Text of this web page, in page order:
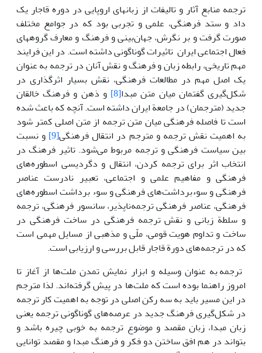
ترجمه منابع آثار و تالیفات از زبان­های اروپایی در دوره قاجار یک
داد و ستد فرهنگی، علمی و تجربی بود که در جوامع مختلف
صورت گرفت و بر نگرش، جهان‌بینی و فرهنگ و معارف گروه­های
فعال اجتماعی ایران تاثیرات گوناگونی داشته است. در این فرایند
مهم تاریخی، رابطه زبان و فرهنگ و نقش آنان در ترجمه به عنوان
یک اصل مهم در مطالعات فرهنگی، نقش بسیار اثرگذاری در
شکل‌گیری گفتمان میان متن مبدا[8]
و ذهن و فرهنگ خالقان
جدید (مترجمان) در جامعة ایران داشته است. آنچه که باعث شده
است تا فاصله فرهنگی میان متن ترجمه از متن اصلی کمتر شود
به اهمیت نقش ترجمه و مترجم در انتقال فرهنگی[9]
و نسبت
بین سیاست فرهنگی و ترجمه مربوط می‌شود. تاثیر فرهنگ در
انتخاب اثر برای ترجمه کردن، انتقال و دگردیسی اسطوره‌های
فرهنگی و مفاهیم علمی و اجتماعی، تعبیر نادرست عناصر
فرهنگی و سوءبرداشت‌های فرهنگی و سوء برداشت اسطور‌ه‌های
فرهنگی، عناصر فرهنگی ترجمه‌ناپذیر، سانسور فرهنگی، ترجمه
و سلطة زبانی و نقش ترجمه فرهنگی در ساخت فرهنگی در
ساخت و تداوم هویت قومی، ملّی و مذهبی از مسایل مهمی است
که در ترجمه‌های دورة قاجار قابل بررسی و ارزیابی است.
ترجمه به عنوان وسیله و ابزار نمایش تمدن ملت‌ها از آغاز تا
امروز راهنما بوده است که ملت‌ها در پیش گرفته‌اند. لذا مترجم
در این مسیر باید به سه رکن اصلی در توجه به اهمیت کار ترجمه
در شکل‌گیری فرهنگ جدید در عرصه‌های گوناگونی ترجمه یعنی
زبان مبدا، زبان مقصد و موضوع ترجمه‌ به خوبی چیره باشد و
بتواند در هم افق ساختن دو فکر و فرهنگ مبدا و مقصد توانایی